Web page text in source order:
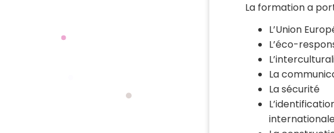
La formation a
L’Union
L’éco-
La
La sécurité